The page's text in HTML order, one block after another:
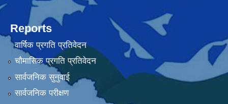
Reports
वार्षिक प्रगति प्रतिवेदन
चौमासिक प्रगति प्रतिवेदन
सार्वजनिक सुनुवाई
सार्वजनिक परीक्षण